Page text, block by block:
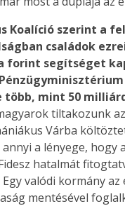
Koalíció szerint a
családok
forint segítséget
mint 50
tiltakozunk
Várba
a lényege, hogy
hatalmát
valódi kormány az
mentésével